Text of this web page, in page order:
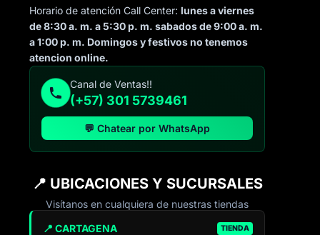
Horario de atención Call Center:lunes a viernes
de 8:30 a. m. a 5:30 p. m. sabados de 9:00 a. m.
a 1:00 p. m. Domingos y festivos no tenemos
atencion online.
Canal de Ventas!!
(+57) 301 5739461
💬 Chatear por WhatsApp
📍 UBICACIONES Y SUCURSALES
Visítanos en cualquiera de nuestras tiendas
📍 CARTAGENA TIENDA